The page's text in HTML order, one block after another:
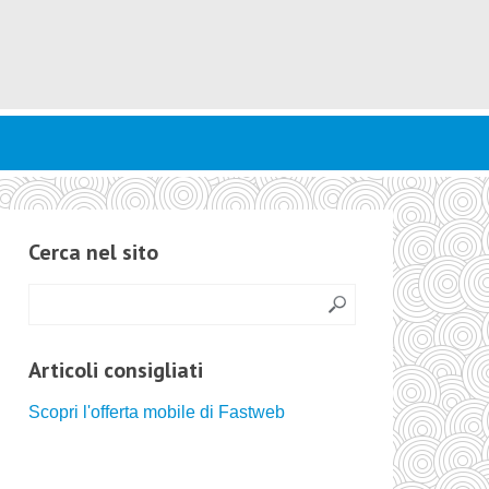
Cerca nel sito
Articoli consigliati
Scopri l'offerta mobile di Fastweb